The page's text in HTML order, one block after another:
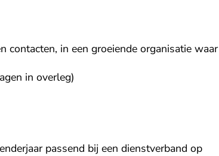
contacten, in een groeiende organisatie waar
in overleg)
passend bij een dienstverband op